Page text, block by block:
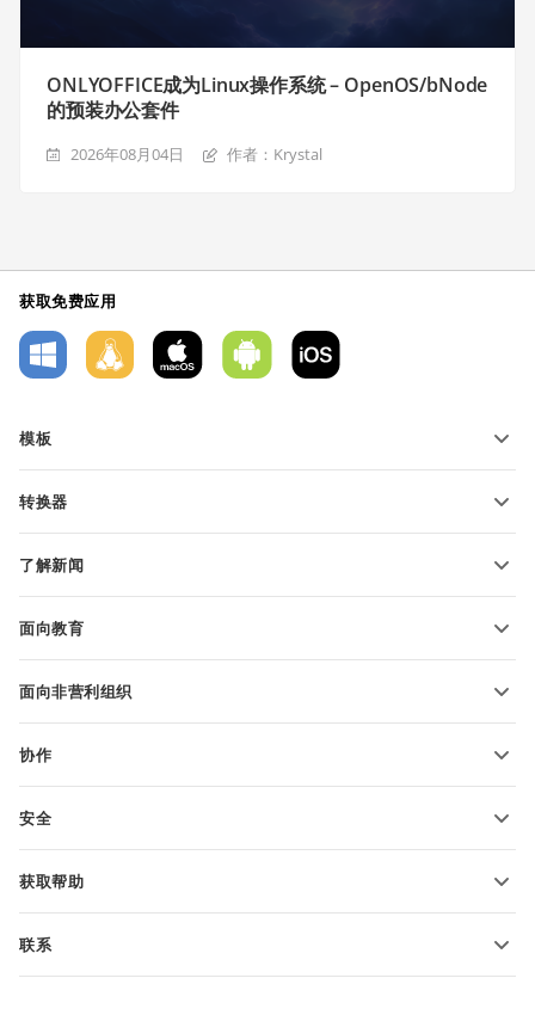
ONLYOFFICE成为Linux操作系统 – OpenOS/bNode
的预装办公套件
2026年08月04日 作者：Krystal
获取免费应用
模板
文本文档模板
转换器
转换电子表格
了解新闻
面向教育
适用于教育人士
面向非营利组织
申请免费帐户
协作
翻译人员
安全
获取帮助
帮助中心
联系